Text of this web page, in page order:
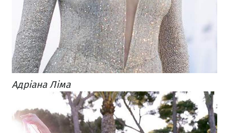
Адріана Ліма